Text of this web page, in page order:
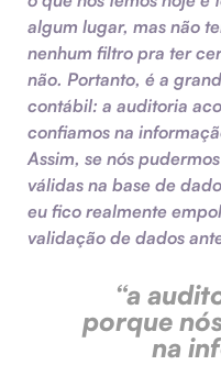
algum lugar, mas não
nenhum filtro pra ter
não. Portanto, é a
contábil: a auditoria
confiamos na
Assim, se nós
válidas na base de
eu fico realmente
validação de dados
“a
porque
na